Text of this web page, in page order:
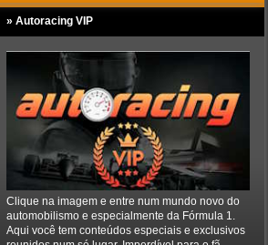
» Autoracing VIP
Clique na imagem e entre num mundo novo do
automobilismo e especialmente da Fórmula 1.
Aqui você tem conteúdos especiais e exclusivos